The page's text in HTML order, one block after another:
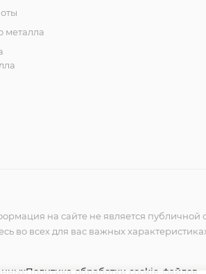
металла
на сайте не является публичной
во всех для вас важных
Политика обработки cookie-файлов